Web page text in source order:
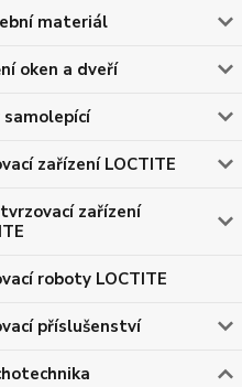
materiál
oken a dveří
samolepící
zařízení LOCTITE
zařízení
roboty LOCTITE
příslušenství